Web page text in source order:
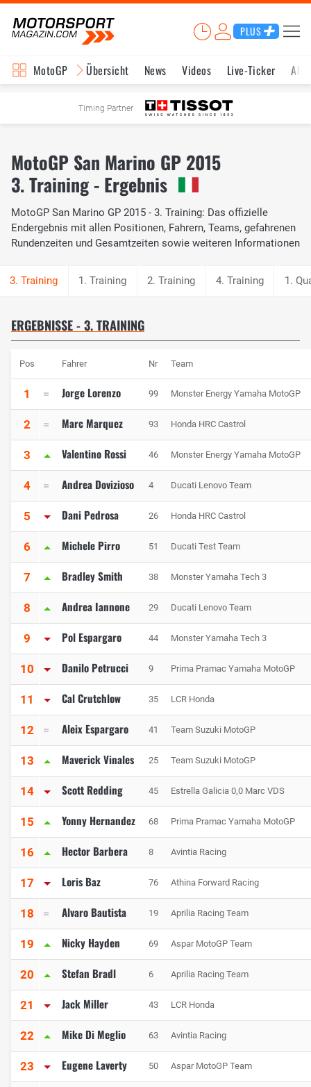
PLUS
MotoGP Übersicht News Videos Live-Ticker
Timing Partner
MotoGP San Marino GP 2015
3. Training - Ergebnis
MotoGP San Marino GP 2015 - 3. Training: Das offizielle
Endergebnis mit allen Positionen, Fahrern, Teams, gefahrenen
Rundenzeiten und Gesamtzeiten sowie weiteren Informationen
1. Training 2. Training 4. Training 1.
ERGEBNISSE - 3. TRAINING
Pos Fahrer Nr Team
1 Jorge Lorenzo 99 Monster Energy Yamaha MotoGP
2 Marc Marquez 93 Honda HRC Castrol
3 Valentino Rossi 46 Monster Energy Yamaha MotoGP
4 Andrea Dovizioso 4 Ducati Lenovo Team
5 Dani Pedrosa 26 Honda HRC Castrol
6 Michele Pirro 51 Ducati Test Team
7 Bradley Smith 38 Monster Yamaha Tech 3
8 Andrea Iannone 29 Ducati Lenovo Team
9 Pol Espargaro 44 Monster Yamaha Tech 3
10 Danilo Petrucci 9 Prima Pramac Yamaha MotoGP
11 Cal Crutchlow 35 LCR Honda
12 Aleix Espargaro 41 Team Suzuki MotoGP
13 Maverick Vinales 25 Team Suzuki MotoGP
14 Scott Redding 45 Estrella Galicia 0,0 Marc VDS
15 Yonny Hernandez 68 Prima Pramac Yamaha MotoGP
16 Hector Barbera 8 Avintia Racing
17 Loris Baz 76 Athina Forward Racing
18 Alvaro Bautista 19 Aprilia Racing Team
19 Nicky Hayden 69 Aspar MotoGP Team
20 Stefan Bradl 6 Aprilia Racing Team
21 Jack Miller 43 LCR Honda
22 Mike Di Meglio 63 Avintia Racing
23 Eugene Laverty 50 Aspar MotoGP Team